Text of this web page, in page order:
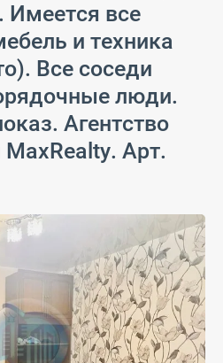
Имеется все
и техника
Все соседи
люди.
Агентство
Арт.